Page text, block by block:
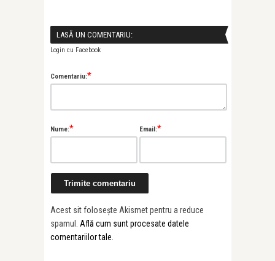
LASĂ UN COMENTARIU:
Login cu Facebook
Comentariu:*
Nume:* Email:*
Acest sit folosește Akismet pentru a reduce
spamul. Află cum sunt procesate datele
comentariilor tale.